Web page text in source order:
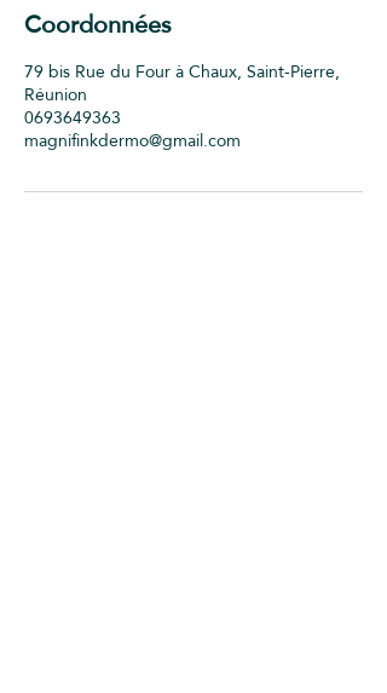
Coordonnées
79 bis Rue du Four à Chaux, Saint-Pierre,
Réunion
0693649363
magnifinkdermo@gmail.com